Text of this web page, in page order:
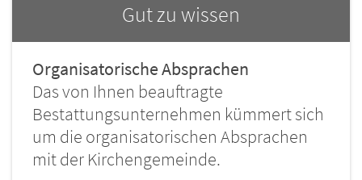
Gut zu wissen
Organisatorische Absprachen
Das von Ihnen beauftragte
Bestattungsunternehmen kümmert sich
um die organisatorischen Absprachen
mit der Kirchengemeinde.